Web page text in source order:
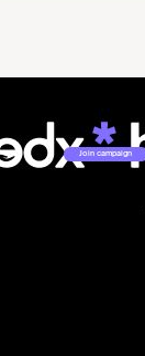
Join campaign